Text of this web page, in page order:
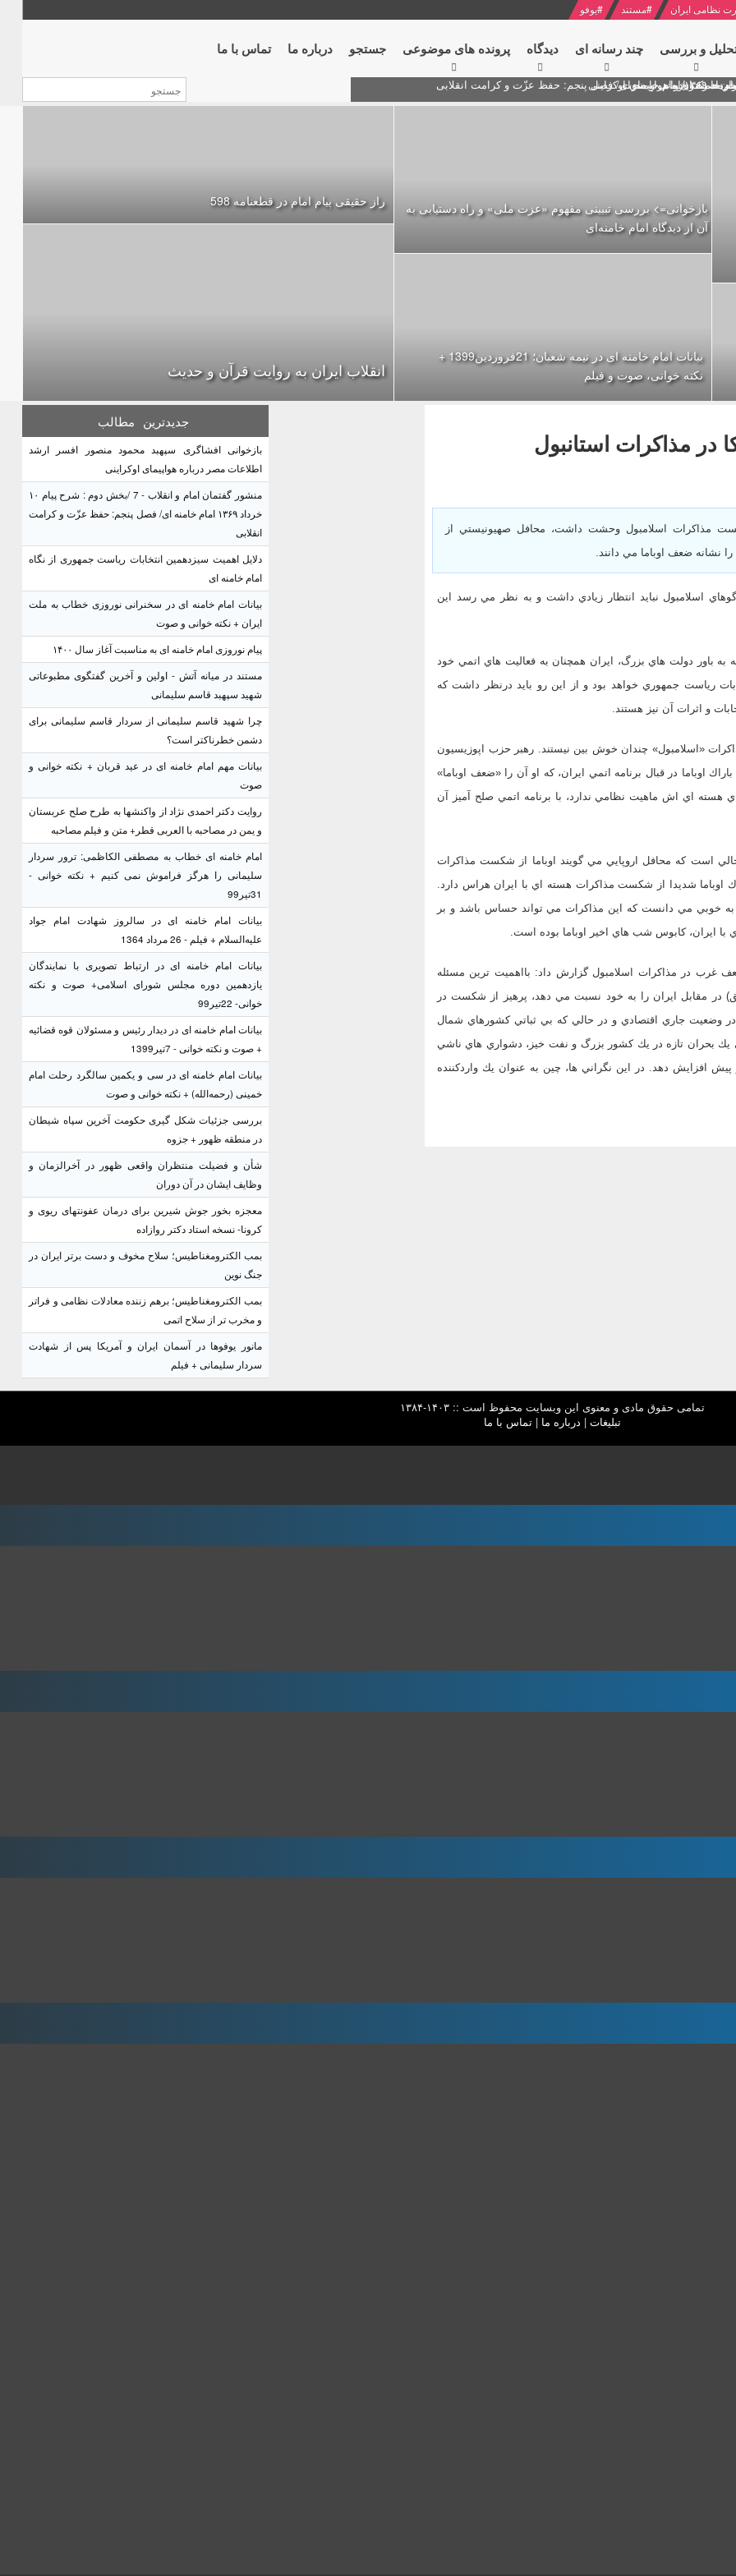
نظامی ایران #مستند #یوفو
و بررسی چند رسانه ای دیدگاه‌ پرونده های موضوعی جستجو درباره ما تماس با ما
درباره هواپیمای اوکراینی
خامنه ای
+ نکته خوانی و صوت
بازخوانی=> بررسی تبیینی مفهوم «عزت ملی» و راه دستیابی به
آن از دیدگاه امام خامنه‌ای
بیانات امام خامنه ای در نیمه شعبان؛ 21فروردین1399 +
نکته خوانی، صوت و فیلم
راز حقیقی پیام امام در قطعنامه 598
انقلاب ایران به روایت قرآن و حدیث
در مذاكرات استانبول
مذاكرات اسلامبول وحشت داشت، محافل صهيونيستي از
نشانه ضعف اوباما مي دانند.
اسلامبول نبايد انتظار زيادي داشت و به نظر مي رسد اين
به باور دولت هاي بزرگ، ايران همچنان به فعاليت هاي اتمي خود
رياست جمهوري خواهد بود و از اين رو بايد درنظر داشت كه
و اثرات آن نيز هستند.
«اسلامبول» چندان خوش بين نيستند. رهبر حزب اپوزيسيون
اوباما در قبال برنامه اتمي ايران، كه او آن را «ضعف اوباما»
هسته اي اش ماهيت نظامي ندارد، با برنامه اتمي صلح آميز آن
است كه محافل اروپايي مي گويند اوباما از شكست مذاكرات
اوباما شديدا از شكست مذاكرات هسته اي با ايران هراس دارد.
به خوبي مي دانست كه اين مذاكرات مي تواند حساس باشد و بر
با ايران، كابوس شب هاي اخير اوباما بوده است.
غرب در مذاكرات اسلامبول گزارش داد: بااهميت ترين مسئله
در مقابل ايران را به خود نسبت مي دهد، پرهيز از شكست در
در وضعيت جاري اقتصادي و در حالي كه بي ثباتي كشورهاي شمال
هاي يك بحران تازه در يك كشور بزرگ و نفت خيز، دشواري هاي ناشي
افزايش دهد. در اين نگراني ها، چين به عنوان يك واردكننده
جدیدترین مطالب
بازخوانی افشاگری سپهبد محمود منصور افسر ارشد
اطلاعات مصر درباره هواپیمای اوکراینی
منشور گفتمان امام و انقلاب - 7 /بخش دوم : شرح پیام ۱۰
خرداد ۱۳۶۹ امام خامنه ای/ فصل پنجم: حفظ عزّت و کرامت
انقلابی
دلایل اهمیت سیزدهمین انتخابات ریاست جمهوری از نگاه
امام خامنه ای
بیانات امام خامنه ای در سخنرانی نوروزی خطاب به ملت
ایران + نکته خوانی و صوت
پیام نوروزی امام خامنه ای به مناسبت آغاز سال ۱۴۰۰
مستند در میانه آتش - اولین و آخرین گفتگوی مطبوعاتی
شهید سپهبد قاسم سلیمانی
چرا شهید قاسم سلیمانی از سردار قاسم سلیمانی برای
دشمن خطرناکتر است؟
بیانات مهم امام خامنه ای در عید قربان + نکته خوانی و
صوت
روایت دکتر احمدی نژاد از واکنشها به طرح صلح عربستان
و یمن در مصاحبه با العربی قطر+ متن و فیلم مصاحبه
امام خامنه ای خطاب به مصطفی الکاظمی: ترور سردار
سلیمانی را هرگز فراموش نمی کنیم + نکته خوانی -
31تیر99
بیانات امام خامنه ای در سالروز شهادت امام جواد
علیه‌السلام + فیلم - 26 مرداد 1364
بیانات امام خامنه ای در ارتباط تصویری با نمایندگان
یازدهمین دوره مجلس شورای اسلامی+ صوت و نکته
خوانی- 22تیر99
بیانات امام خامنه ای در دیدار رئیس و مسئولان قوه قضائیه
+ صوت و نکته خوانی - 7تیر1399
بیانات امام خامنه ای در سی و یکمین سالگرد رحلت امام
خمینی (رحمه‌الله) + نکته خوانی و صوت
بررسی جزئیات شکل گیری حکومت آخرین سپاه شیطان
در منطقه ظهور + جزوه
شأن و فضیلت منتظران واقعی ظهور در آخرالزمان و
وظایف ایشان در آن دوران
معجزه بخور جوش شیرین برای درمان عفونتهای ریوی و
کرونا- نسخه استاد دکتر روازاده
بمب الکترومغناطیس؛ سلاح مخوف و دست برتر ایران در
جنگ نوین
بمب الکترومغناطیس؛ برهم زننده معادلات نظامی و فراتر
و مخرب تر از سلاح اتمی
مانور یوفوها در آسمان ایران و آمریکا پس از شهادت
سردار سلیمانی + فیلم
تمامی حقوق مادی و معنوی این وبسایت محفوظ است :: ۱۴۰۳-۱۳۸۴
تبلیغات | درباره ما |تماس با ما